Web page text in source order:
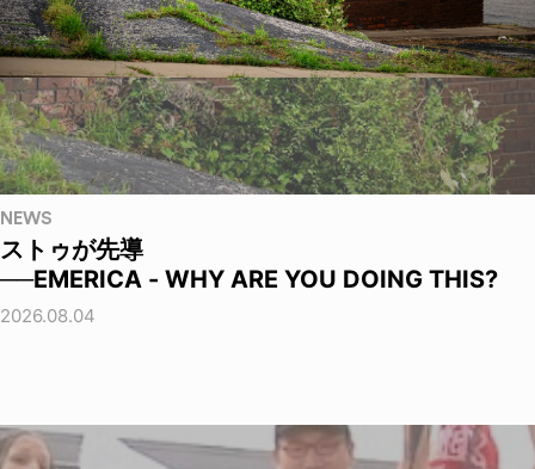
NEWS
ストゥが先導
──EMERICA - WHY ARE YOU DOING THIS?
2026.08.04